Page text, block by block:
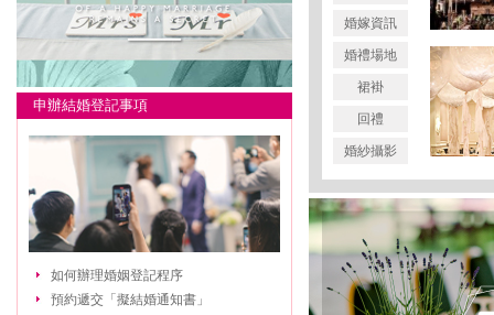
申辦結婚登記事項
如何辦理婚姻登記程序
預約遞交「擬結婚通知書」
婚嫁資訊
婚禮場地
裙褂
回禮
婚紗攝影